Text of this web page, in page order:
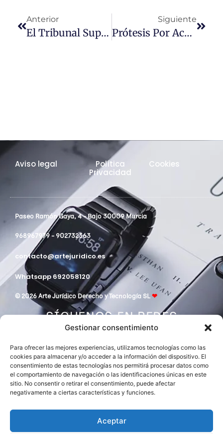
Gestionar consentimiento
Para ofrecer las mejores experiencias, utilizamos tecnologías como las
cookies para almacenar y/o acceder a la información del dispositivo. El
consentimiento de estas tecnologías nos permitirá procesar datos como
el comportamiento de navegación o las identificaciones únicas en este
sitio. No consentir o retirar el consentimiento, puede afectar
negativamente a ciertas características y funciones.
Aceptar
Anterior
El Tribunal Supremo Exime A Una Mujer De Pagar Una Deuda Por Unos Préstamos Firmados Por Su Marido Sin Su Consentimiento
Siguiente
Prótesis Por Accidente Laboral. Sentencia Tribunal Supremo
Aviso legal
Política
Privacidad
Cookies
Paseo Ramón Gaya, 4 - Bajo 30009 Murcia
968967979 - 902732363
contacto@artejuridico.es
Whatsapp 692058120
© 2026 Arte Jurídico Derecho y Tecnología SL ❤
SÍGUENOS EN REDES
INTERNATIONAL LAWYERS NETWORK